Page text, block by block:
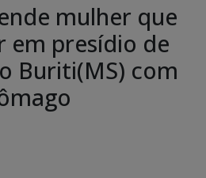
mulher que
presídio de
Buriti(MS) com